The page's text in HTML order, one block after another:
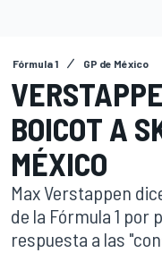
Fórmula 1 GP de México
BOICOT A
MÉXICO
Max Verstappen
de la Fórmula 1 por
respuesta a las